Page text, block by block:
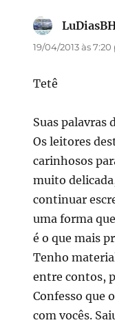
19/04/2013 às
Tetê
Suas palavras
Os leitores
carinhosos
muito
continuar
uma forma
é o que mais
Tenho
entre contos,
Confesso que
com vocês.